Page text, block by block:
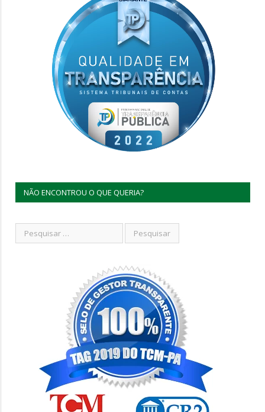
NÃO ENCONTROU O QUE QUERIA?